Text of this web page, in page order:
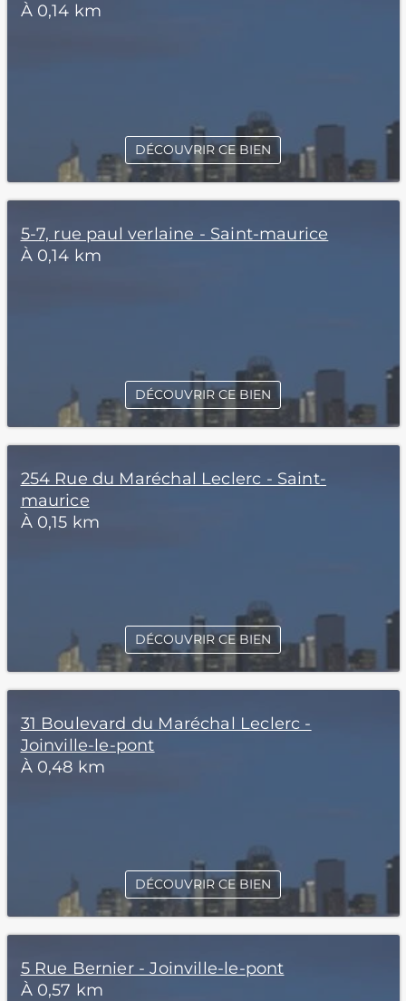
À 0,14 km
DÉCOUVRIR CE BIEN
5-7, rue paul verlaine - Saint-maurice
À 0,14 km
DÉCOUVRIR CE BIEN
254 Rue du Maréchal Leclerc - Saint-
maurice
À 0,15 km
DÉCOUVRIR CE BIEN
31 Boulevard du Maréchal Leclerc -
Joinville-le-pont
À 0,48 km
DÉCOUVRIR CE BIEN
5 Rue Bernier - Joinville-le-pont
À 0,57 km